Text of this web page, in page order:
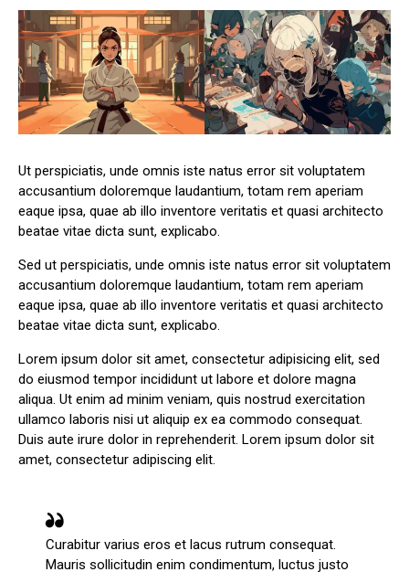
Ut perspiciatis, unde omnis iste natus error sit voluptatem
accusantium doloremque laudantium, totam rem aperiam
eaque ipsa, quae ab illo inventore veritatis et quasi architecto
beatae vitae dicta sunt, explicabo.
Sed ut perspiciatis, unde omnis iste natus error sit voluptatem
accusantium doloremque laudantium, totam rem aperiam
eaque ipsa, quae ab illo inventore veritatis et quasi architecto
beatae vitae dicta sunt, explicabo.
Lorem ipsum dolor sit amet, consectetur adipisicing elit, sed
do eiusmod tempor incididunt ut labore et dolore magna
aliqua. Ut enim ad minim veniam, quis nostrud exercitation
ullamco laboris nisi ut aliquip ex ea commodo consequat.
Duis aute irure dolor in reprehenderit. Lorem ipsum dolor sit
amet, consectetur adipiscing elit.
Curabitur varius eros et lacus rutrum consequat.
Mauris sollicitudin enim condimentum, luctus justo